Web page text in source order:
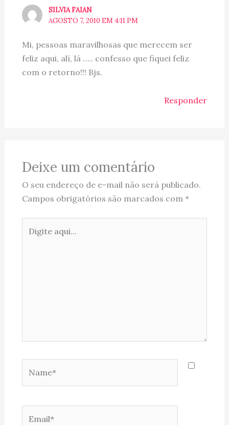
SILVIA FAIAN
AGOSTO 7, 2010 EM 4:11 PM
Mi, pessoas maravilhosas que merecem ser
feliz aqui, alí, lá ….. confesso que fiquei feliz
com o retorno!!! Bjs.
Responder
Deixe um comentário
O seu endereço de e-mail não será publicado.
Campos obrigatórios são marcados com *
aqui...